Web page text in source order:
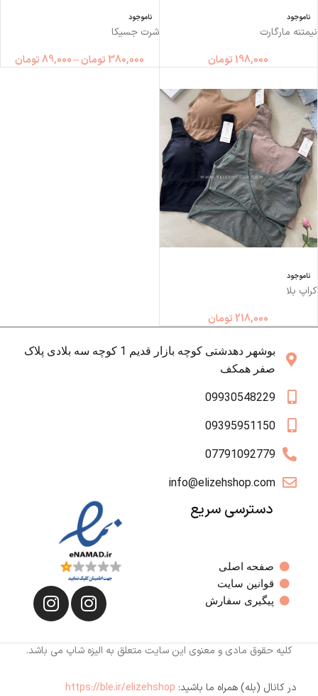
ناموجود
نیمتنه مارگارت
198,000 تومان
ناموجود
شرت جسیکا
380,000 تومان–
89,000 تومان
ناموجود
کراپ بلا
218,000 تومان
بوشهر دهدشتی کوچه بازار قدیم 1 کوچه سه بلادی پلاک
صفر همکف
09930548229
09395951150
07791092779
info@elizehshop.com
دسترسی سریع
صفحه اصلی
قوانین سایت
پیگیری سفارش
کلیه حقوق مادی و معنوی این سایت متعلق به الیزه شاپ می باشد.
در کانال (بله) همراه ما باشید: https://ble.ir/elizehshop